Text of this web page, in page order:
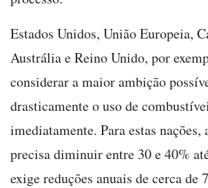
Estados Unidos, União Europeia,
Austrália e Reino Unido, por
considerar a maior ambição
drasticamente o uso de
imediatamente. Para estas nações,
precisa diminuir entre 30 e 40%
exige reduções anuais de cerca de